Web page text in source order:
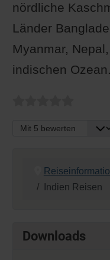
nördliche
Länder
Myanmar,
indischen Ozean.
Indien Reisen
Downloads